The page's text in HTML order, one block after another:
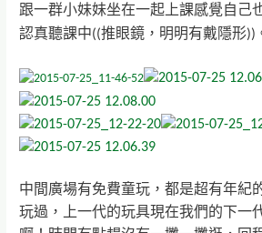
跟一群小妹妹坐在一起上課感覺自己
認真聽課中((推眼鏡，明明有戴隱形))
中間廣場有免費童玩，都是超有年紀
玩過，上一代的玩具現在我們的下一